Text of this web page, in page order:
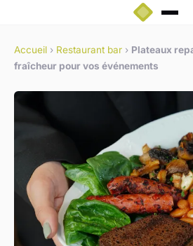
Accueil › Restaurant bar › Plateaux
fraîcheur pour vos événements